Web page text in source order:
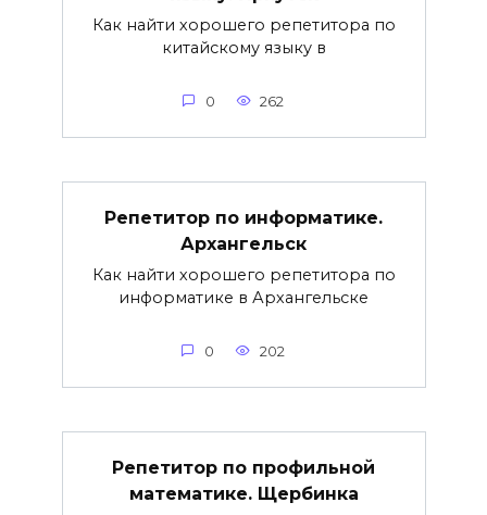
Как найти хорошего репетитора по
китайскому языку в
0 262
Репетитор по информатике.
Архангельск
Как найти хорошего репетитора по
информатике в Архангельске
0 202
Репетитор по профильной
математике. Щербинка